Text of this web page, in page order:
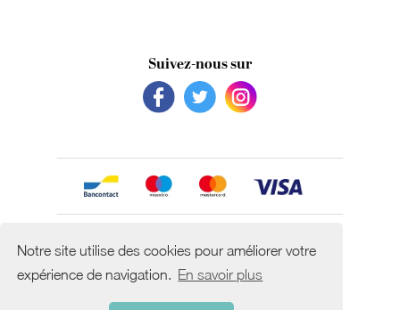
Notre site utilise des cookies pour améliorer votre
expérience de navigation. En savoir plus
Suivez-nous sur